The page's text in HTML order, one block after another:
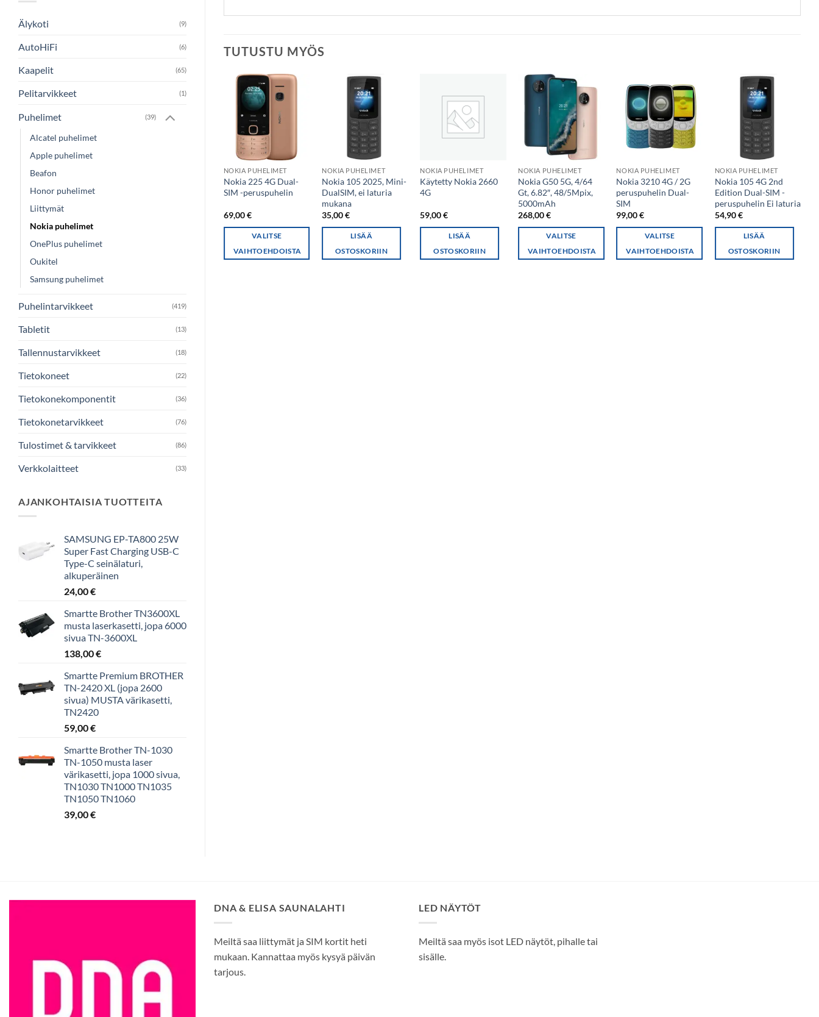
Älykoti (9)
AutoHiFi (6)
Kaapelit (65)
Pelitarvikkeet (1)
Puhelimet (39)
Alcatel puhelimet
Apple puhelimet
Beafon
Honor puhelimet
Liittymät
Nokia puhelimet
OnePlus puhelimet
Oukitel
Samsung puhelimet
Puhelintarvikkeet (419)
Tabletit (13)
Tallennustarvikkeet (18)
Tietokoneet (22)
Tietokonekomponentit (36)
Tietokonetarvikkeet (76)
Tulostimet & tarvikkeet (86)
Verkkolaitteet (33)
AJANKOHTAISIA TUOTTEITA
SAMSUNG EP-TA800 25W
Super Fast Charging USB-C
Type-C seinälaturi,
alkuperäinen
24,00€
Smartte Brother TN3600XL
musta laserkasetti, jopa 6000
sivua TN-3600XL
138,00€
Smartte Premium BROTHER
TN-2420 XL (jopa 2600
sivua) MUSTA värikasetti,
TN2420
59,00€
Smartte Brother TN-1030
TN-1050 musta laser
värikasetti, jopa 1000 sivua,
TN1030 TN1000 TN1035
TN1050 TN1060
39,00€
TUTUSTU MYÖS
NOKIA PUHELIMET
Nokia 225 4G Dual-
SIM -peruspuhelin
69,00€
VALITSE
VAIHTOEHDOISTA
NOKIA PUHELIMET
Nokia 105 2025, Mini-
DualSIM, ei laturia
mukana
35,00€
LISÄÄ
OSTOSKORIIN
NOKIA PUHELIMET
Käytetty Nokia 2660
4G
59,00€
LISÄÄ
OSTOSKORIIN
NOKIA PUHELIMET
Nokia G50 5G, 4/64
Gt, 6.82″, 48/5Mpix,
5000mAh
268,00€
VALITSE
VAIHTOEHDOISTA
NOKIA PUHELIMET
Nokia 3210 4G / 2G
peruspuhelin Dual-
SIM
99,00€
VALITSE
VAIHTOEHDOISTA
NOKIA PUHELIMET
Nokia 105 4G 2nd
Edition Dual-SIM -
peruspuhelin Ei laturia
54,90€
LISÄÄ
OSTOSKORIIN
DNA & ELISA SAUNALAHTI
Meiltä saa liittymät ja SIM kortit heti
mukaan. Kannattaa myös kysyä päivän
tarjous.
LED NÄYTÖT
Meiltä saa myös isot LED näytöt, pihalle tai
sisälle.